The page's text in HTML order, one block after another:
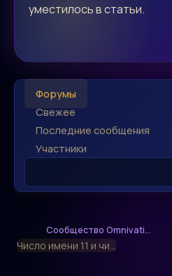
уместилось в статьи.
Форумы
Свежее
Последние сообщения
Участники
Сообщество Omnivati...
Число имени 11 и чи...